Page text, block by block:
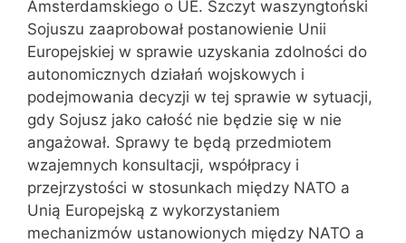
Amsterdamskiego o UE. Szczyt waszyngtoński
Sojuszu zaaprobował postanowienie Unii
Europejskiej w sprawie uzyskania zdolności do
autonomicznych działań wojskowych i
podejmowania decyzji w tej sprawie w sytuacji,
gdy Sojusz jako całość nie będzie się w nie
angażował. Sprawy te będą przedmiotem
wzajemnych konsultacji, współpracy i
przejrzystości w stosunkach między NATO a
Unią Europejską z wykorzystaniem
mechanizmów ustanowionych między NATO a